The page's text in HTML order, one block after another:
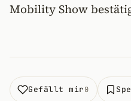
Mobility Show
Gefällt mir0